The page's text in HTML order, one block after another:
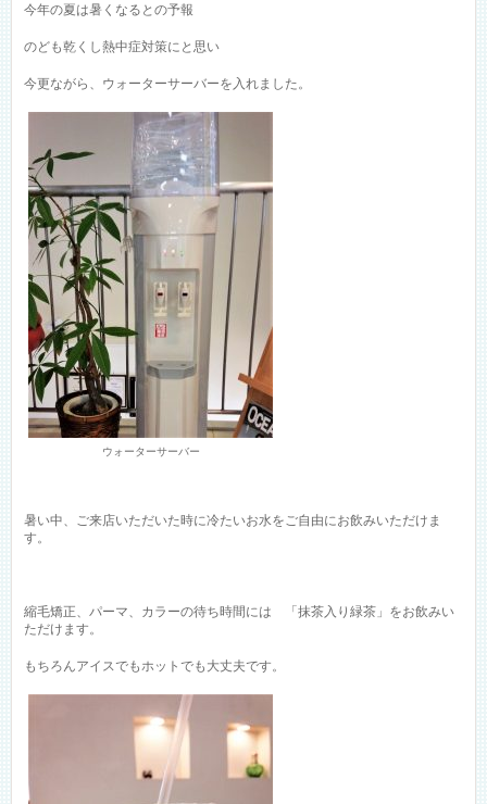
今年の夏は暑くなるとの予報
のども乾くし熱中症対策にと思い
今更ながら、ウォーターサーバーを入れました。
ウォーターサーバー
暑い中、ご来店いただいた時に冷たいお水をご自由にお飲みいただけま
す。
縮毛矯正、パーマ、カラーの待ち時間には 「抹茶入り緑茶」をお飲みい
ただけます。
もちろんアイスでもホットでも大丈夫です。